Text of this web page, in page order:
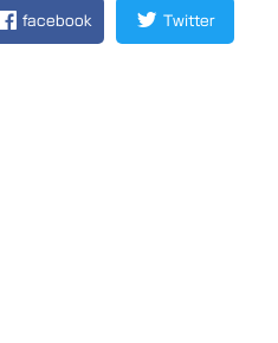
facebook Twitter